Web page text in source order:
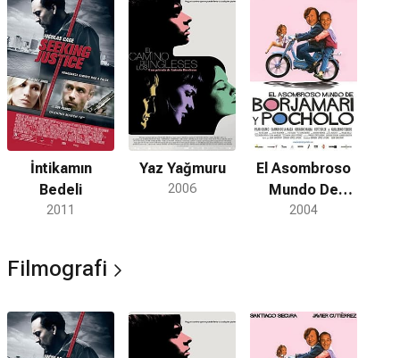
İntikamın
Bedeli
2011
Yaz Yağmuru
2006
El Asombroso
Mundo De
Borjamari Y
2004
Filmografi